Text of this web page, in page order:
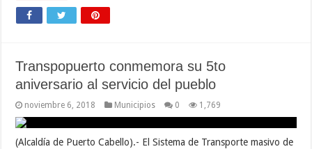
Transpopuerto conmemora su 5to
aniversario al servicio del pueblo
noviembre 6, 2018 Municipios 0 1,769
(Alcaldía de Puerto Cabello).- El Sistema de Transporte masivo de